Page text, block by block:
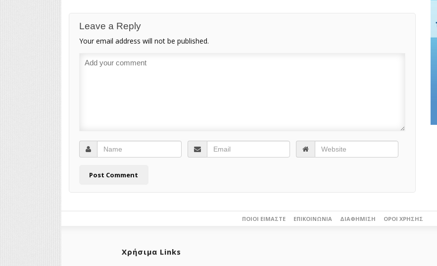
Leave a Reply
Your email address will not be published.
ΠΟΙΟΙ ΕΊΜΑΣΤΕ ΕΠΙΚΟΙΝΩΝΊΑ ΔΙΑΦΉΜΙΣΗ ΌΡΟΙ ΧΡΉΣΗΣ
Χρήσιμα Links